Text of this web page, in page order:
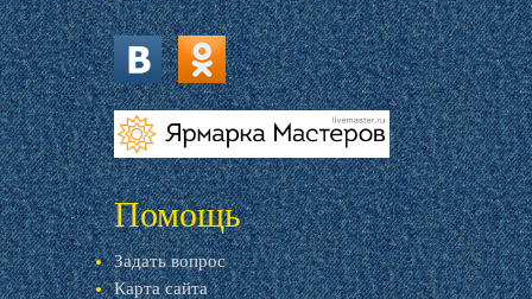
vk.com ok.ru
livemaster.ru
Помощь
Задать вопрос
Карта сайта